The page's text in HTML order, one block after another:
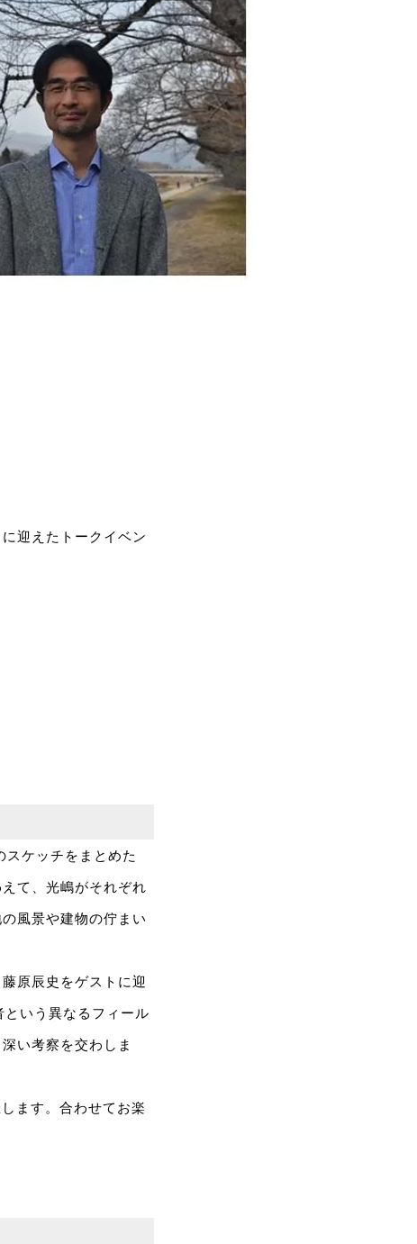
迎えたトークイベン
ケッチをまとめた
て、光嶋がそれぞれ
風景や建物の佇まい
原辰史をゲストに迎
いう異なるフィール
い考察を交わしま
ます。合わせてお楽